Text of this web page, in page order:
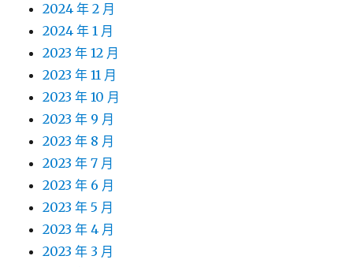
2024 年 2 月
2024 年 1 月
2023 年 12 月
2023 年 11 月
2023 年 10 月
2023 年 9 月
2023 年 8 月
2023 年 7 月
2023 年 6 月
2023 年 5 月
2023 年 4 月
2023 年 3 月